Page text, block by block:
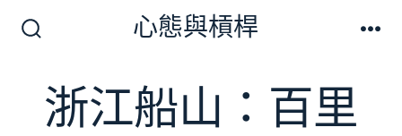
切
換
開
心態與槓桿
浙江船山：百里